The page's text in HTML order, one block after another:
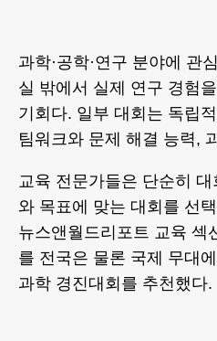
과학·공학·연구 분야에 관
실 밖에서 실제 연구 경험
기회다. 일부 대회는 독립
팀워크와 문제 해결 능력,
교육 전문가들은 단순히
와 목표에 맞는 대회를 선
뉴스앤월드리포트 교육 섹
를 전국은 물론 국제 무대
과학 경진대회를 추천했다.